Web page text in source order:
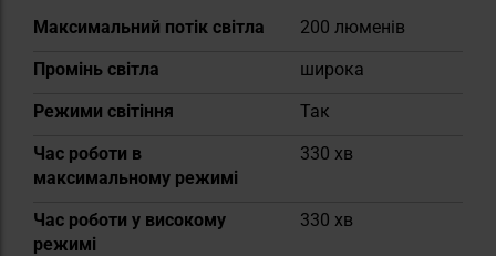
Докладніше
Максимальний потік світла
200 люменів
Промінь світла
широка
Режими світіння
Так
Час роботи в
максимальному режимі
330 хв
Час роботи у високому
режимі
330 хв